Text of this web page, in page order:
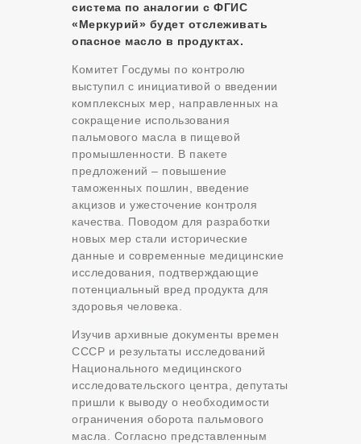
система по аналогии с ФГИС
«Меркурий» будет отслеживать
опасное масло в продуктах.
Комитет Госдумы по контролю
выступил с инициативой о введении
комплексных мер, направленных на
сокращение использования
пальмового масла в пищевой
промышленности. В пакете
предложений – повышение
таможенных пошлин, введение
акцизов и ужесточение контроля
качества. Поводом для разработки
новых мер стали исторические
данные и современные медицинские
исследования, подтверждающие
потенциальный вред продукта для
здоровья человека.
Изучив архивные документы времен
СССР и результаты исследований
Национального медицинского
исследовательского центра, депутаты
пришли к выводу о необходимости
ограничения оборота пальмового
масла. Согласно представленным